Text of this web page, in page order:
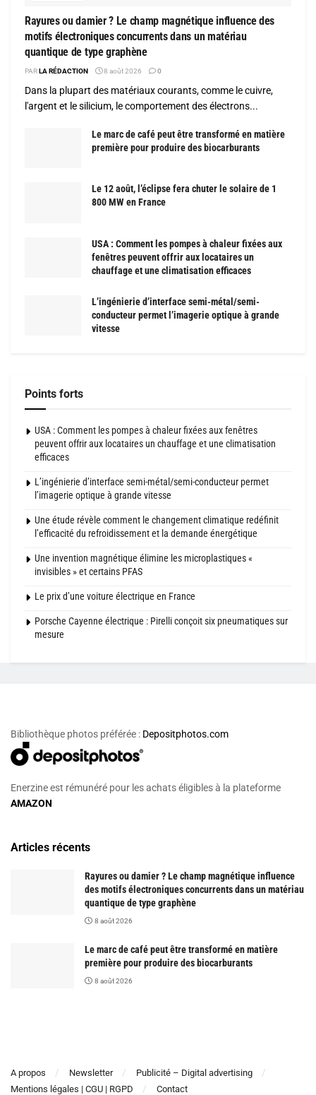
Rayures ou damier ? Le champ magnétique influence des
motifs électroniques concurrents dans un matériau
quantique de type graphène
PARLA RÉDACTION 8 août 2026 0
Dans la plupart des matériaux courants, comme le cuivre,
l'argent et le silicium, le comportement des électrons...
Le marc de café peut être transformé en matière
première pour produire des biocarburants
Le 12 août, l’éclipse fera chuter le solaire de 1
800 MW en France
USA : Comment les pompes à chaleur fixées aux
fenêtres peuvent offrir aux locataires un
chauffage et une climatisation efficaces
L’ingénierie d’interface semi-métal/semi-
conducteur permet l’imagerie optique à grande
vitesse
Points forts
USA : Comment les pompes à chaleur fixées aux fenêtres
peuvent offrir aux locataires un chauffage et une climatisation
efficaces
L’ingénierie d’interface semi-métal/semi-conducteur permet
l’imagerie optique à grande vitesse
Une étude révèle comment le changement climatique redéfinit
l’efficacité du refroidissement et la demande énergétique
Une invention magnétique élimine les microplastiques «
invisibles » et certains PFAS
Le prix d’une voiture électrique en France
Porsche Cayenne électrique : Pirelli conçoit six pneumatiques sur
mesure
Bibliothèque photos préférée : Depositphotos.com
Enerzine est rémunéré pour les achats éligibles à la plateforme
AMAZON
Articles récents
Rayures ou damier ? Le champ magnétique influence
des motifs électroniques concurrents dans un matériau
quantique de type graphène
8 août 2026
Le marc de café peut être transformé en matière
première pour produire des biocarburants
8 août 2026
A propos Newsletter
Publicité – Digital advertising
Mentions légales | CGU | RGPD
Contact